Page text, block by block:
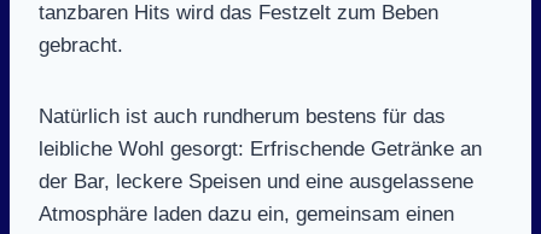
tanzbaren Hits wird das Festzelt zum Beben
gebracht.
Natürlich ist auch rundherum bestens für das
leibliche Wohl gesorgt: Erfrischende Getränke an
der Bar, leckere Speisen und eine ausgelassene
Atmosphäre laden dazu ein, gemeinsam einen